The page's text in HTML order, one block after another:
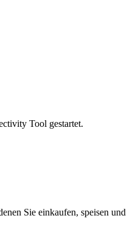
Tool gestartet.
Sie einkaufen, speisen und